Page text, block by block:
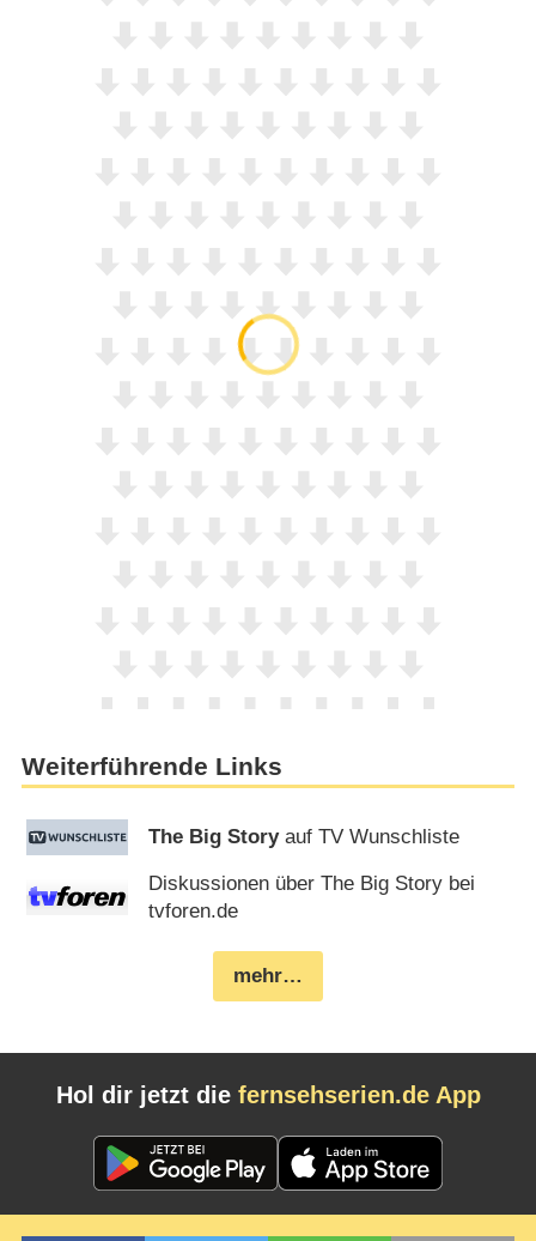
Weiterführende Links
The Big Storyauf TV Wunschliste
Diskussionen über The Big Story bei
tvforen.de
mehr…
Hol dir jetzt die fernsehserien.de App